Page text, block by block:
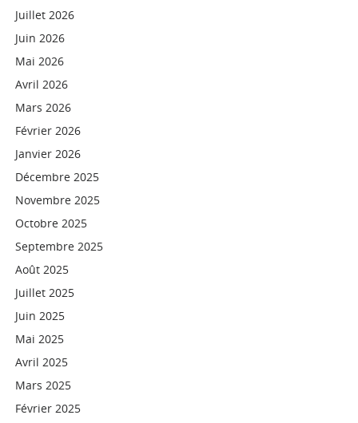
Juillet 2026
Juin 2026
Mai 2026
Avril 2026
Mars 2026
Février 2026
Janvier 2026
Décembre 2025
Novembre 2025
Octobre 2025
Septembre 2025
Août 2025
Juillet 2025
Juin 2025
Mai 2025
Avril 2025
Mars 2025
Février 2025